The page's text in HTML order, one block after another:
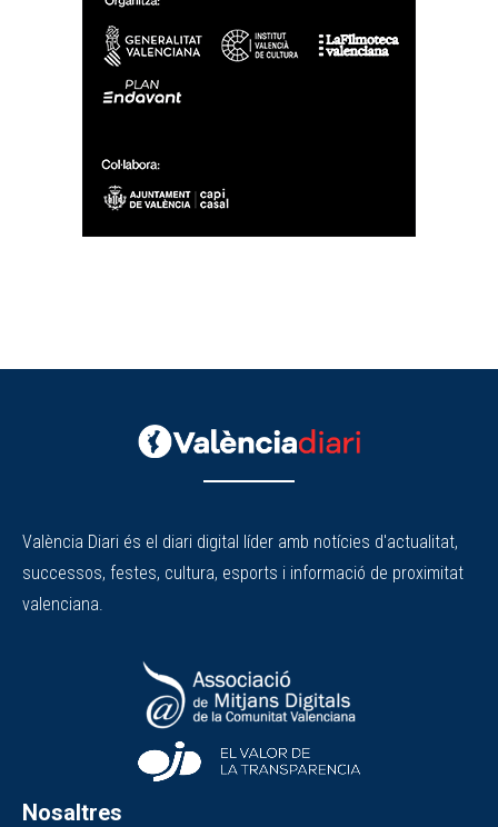
València Diari és el diari digital líder amb notícies d'actualitat,
successos, festes, cultura, esports i informació de proximitat
valenciana.
Nosaltres